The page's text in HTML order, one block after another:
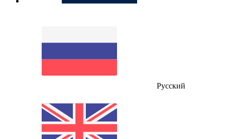
Русский